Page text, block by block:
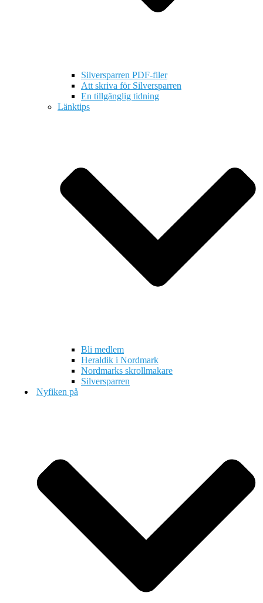
Silversparren PDF-filer
Att skriva för Silversparren
En tillgänglig tidning
Länktips
Bli medlem
Heraldik i Nordmark
Nordmarks skrollmakare
Silversparren
Nyfiken på